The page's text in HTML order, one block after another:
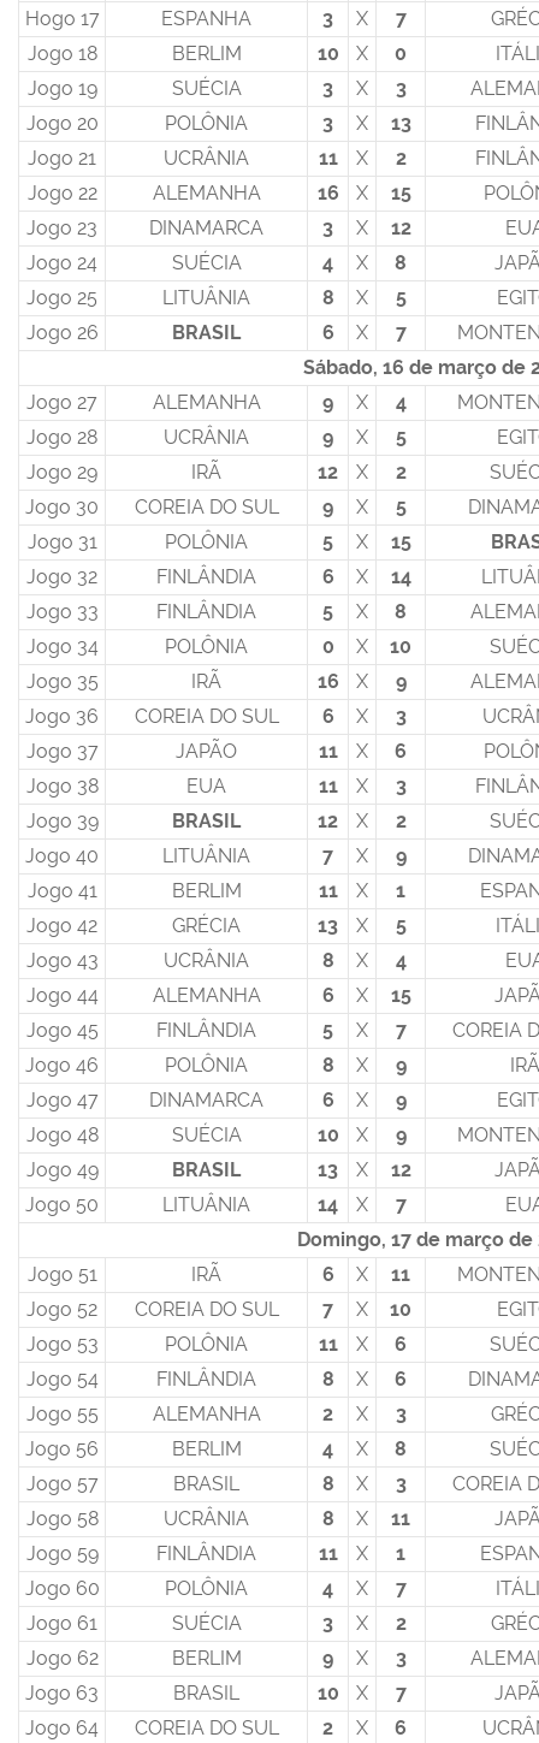
Hogo 17 ESPANHA 3 X 7
Jogo 18
BERLIM 10 X 0
Jogo 19
SUÉCIA 3 X 3
Jogo 20
POLÔNIA 3 X 13
Jogo 21
UCRÂNIA 11 X 2
Jogo 22
ALEMANHA 16 X 15
Jogo 23
DINAMARCA 3 X 12
Jogo 24
SUÉCIA 4 X 8
Jogo 25
LITUÂNIA 8 X 5
Jogo 26
BRASIL 6 X 7
Sábado, 16 de março de
Jogo 27
ALEMANHA 9 X 4
Jogo 28
UCRÂNIA 9 X 5
Jogo 29
IRÃ 12 X 2
Jogo 30
COREIA DO SUL 9 X 5
Jogo 31
POLÔNIA 5 X 15
Jogo 32
FINLÂNDIA 6 X 14
Jogo 33
FINLÂNDIA 5 X 8
Jogo 34
POLÔNIA 0 X 10
Jogo 35
IRÃ 16 X 9
Jogo 36
COREIA DO SUL 6 X 3
Jogo 37
JAPÃO 11 X 6
Jogo 38
EUA 11 X 3
Jogo 39
BRASIL 12 X 2
Jogo 40
LITUÂNIA 7 X 9
Jogo 41
BERLIM 11 X 1
Jogo 42
GRÉCIA 13 X 5
Jogo 43
UCRÂNIA 8 X 4
Jogo 44
ALEMANHA 6 X 15
Jogo 45
FINLÂNDIA 5 X 7
COREIA
Jogo 46
POLÔNIA 8 X 9
IRÃ
Jogo 47
DINAMARCA 6 X 9
Jogo 48
SUÉCIA 10 X 9
Jogo 49
BRASIL 13 X 12
Jogo 50
LITUÂNIA 14 X 7
Domingo, 17 de março de
Jogo 51
IRÃ 6 X 11
Jogo 52
COREIA DO SUL 7 X 10
Jogo 53
POLÔNIA 11 X 6
Jogo 54
FINLÂNDIA 8 X 6
Jogo 55
ALEMANHA 2 X 3
Jogo 56
BERLIM 4 X 8
Jogo 57
BRASIL 8 X 3
COREIA
Jogo 58
UCRÂNIA 8 X 11
Jogo 59
FINLÂNDIA 11 X 1
Jogo 60
POLÔNIA 4 X 7
Jogo 61
SUÉCIA 3 X 2
Jogo 62
BERLIM 9 X 3
Jogo 63
BRASIL 10 X 7
Jogo 64
COREIA DO SUL 2 X 6